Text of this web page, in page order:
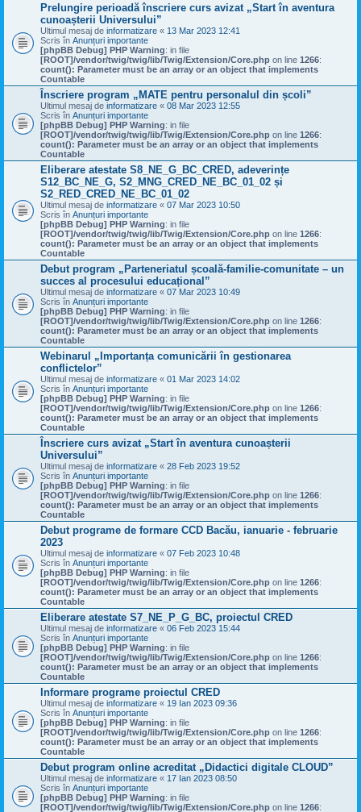
Prelungire perioadă înscriere curs avizat „Start în aventura
cunoașterii Universului”
Ultimul mesaj de informatizare « 13 Mar 2023 12:41
Scris în Anunțuri importante
[phpBB Debug] PHP Warning: in file
[ROOT]/vendor/twig/twig/lib/Twig/Extension/Core.php on line 1266:
count(): Parameter must be an array or an object that implements
Countable
Înscriere program „MATE pentru personalul din școli”
Ultimul mesaj de informatizare « 08 Mar 2023 12:55
Scris în Anunțuri importante
[phpBB Debug] PHP Warning: in file
[ROOT]/vendor/twig/twig/lib/Twig/Extension/Core.php on line 1266:
count(): Parameter must be an array or an object that implements
Countable
Eliberare atestate S8_NE_G_BC_CRED, adeverințe
S12_BC_NE_G, S2_MNG_CRED_NE_BC_01_02 și
S2_RED_CRED_NE_BC_01_02
Ultimul mesaj de informatizare « 07 Mar 2023 10:50
Scris în Anunțuri importante
[phpBB Debug] PHP Warning: in file
[ROOT]/vendor/twig/twig/lib/Twig/Extension/Core.php on line 1266:
count(): Parameter must be an array or an object that implements
Countable
Debut program „Parteneriatul școală-familie-comunitate – un
succes al procesului educațional”
Ultimul mesaj de informatizare « 07 Mar 2023 10:49
Scris în Anunțuri importante
[phpBB Debug] PHP Warning: in file
[ROOT]/vendor/twig/twig/lib/Twig/Extension/Core.php on line 1266:
count(): Parameter must be an array or an object that implements
Countable
Webinarul „Importanța comunicării în gestionarea
conflictelor”
Ultimul mesaj de informatizare « 01 Mar 2023 14:02
Scris în Anunțuri importante
[phpBB Debug] PHP Warning: in file
[ROOT]/vendor/twig/twig/lib/Twig/Extension/Core.php on line 1266:
count(): Parameter must be an array or an object that implements
Countable
Înscriere curs avizat „Start în aventura cunoașterii
Universului”
Ultimul mesaj de informatizare « 28 Feb 2023 19:52
Scris în Anunțuri importante
[phpBB Debug] PHP Warning: in file
[ROOT]/vendor/twig/twig/lib/Twig/Extension/Core.php on line 1266:
count(): Parameter must be an array or an object that implements
Countable
Debut programe de formare CCD Bacău, ianuarie - februarie
2023
Ultimul mesaj de informatizare « 07 Feb 2023 10:48
Scris în Anunțuri importante
[phpBB Debug] PHP Warning: in file
[ROOT]/vendor/twig/twig/lib/Twig/Extension/Core.php on line 1266:
count(): Parameter must be an array or an object that implements
Countable
Eliberare atestate S7_NE_P_G_BC, proiectul CRED
Ultimul mesaj de informatizare « 06 Feb 2023 15:44
Scris în Anunțuri importante
[phpBB Debug] PHP Warning: in file
[ROOT]/vendor/twig/twig/lib/Twig/Extension/Core.php on line 1266:
count(): Parameter must be an array or an object that implements
Countable
Informare programe proiectul CRED
Ultimul mesaj de informatizare « 19 Ian 2023 09:36
Scris în Anunțuri importante
[phpBB Debug] PHP Warning: in file
[ROOT]/vendor/twig/twig/lib/Twig/Extension/Core.php on line 1266:
count(): Parameter must be an array or an object that implements
Countable
Debut program online acreditat „Didactici digitale CLOUD”
Ultimul mesaj de informatizare « 17 Ian 2023 08:50
Scris în Anunțuri importante
[phpBB Debug] PHP Warning: in file
[ROOT]/vendor/twig/twig/lib/Twig/Extension/Core.php on line 1266: